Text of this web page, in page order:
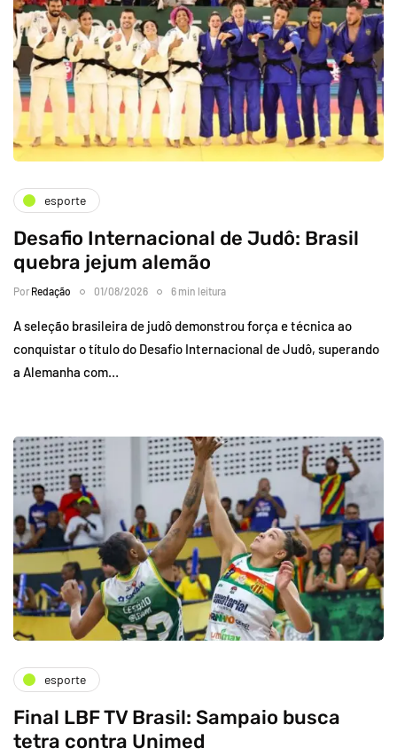
esporte
Desafio Internacional de Judô: Brasil
quebra jejum alemão
Por Redação 01/08/2026 6 min leitura
A seleção brasileira de judô demonstrou força e técnica ao
conquistar o título do Desafio Internacional de Judô, superando
a Alemanha com…
esporte
Final LBF TV Brasil: Sampaio busca
tetra contra Unimed